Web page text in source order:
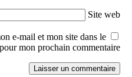
Site web
e-mail et mon site dans le
mon prochain commentaire.